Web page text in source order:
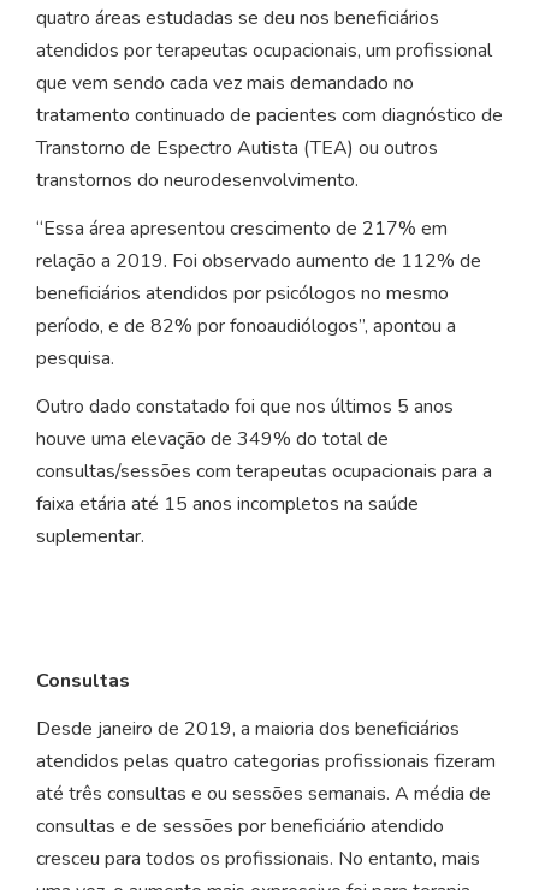
quatro áreas estudadas se deu nos beneficiários
atendidos por terapeutas ocupacionais, um profissional
que vem sendo cada vez mais demandado no
tratamento continuado de pacientes com diagnóstico de
Transtorno de Espectro Autista (TEA) ou outros
transtornos do neurodesenvolvimento.
“Essa área apresentou crescimento de 217% em
relação a 2019. Foi observado aumento de 112% de
beneficiários atendidos por psicólogos no mesmo
período, e de 82% por fonoaudiólogos”, apontou a
pesquisa.
Outro dado constatado foi que nos últimos 5 anos
houve uma elevação de 349% do total de
consultas/sessões com terapeutas ocupacionais para a
faixa etária até 15 anos incompletos na saúde
suplementar.
Consultas
Desde janeiro de 2019, a maioria dos beneficiários
atendidos pelas quatro categorias profissionais fizeram
até três consultas e ou sessões semanais. A média de
consultas e de sessões por beneficiário atendido
cresceu para todos os profissionais. No entanto, mais